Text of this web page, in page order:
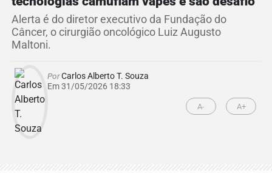
Alerta é do diretor executivo da Fundação do
Câncer, o cirurgião oncológico Luiz Augusto
Maltoni.
PorCarlos Alberto T. Souza
Em 31/05/2026 18:33
A- A+